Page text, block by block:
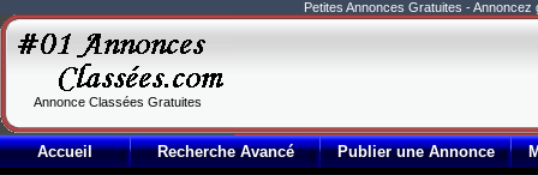
Petites Annonces Gratuites -
Annonce Classées Gratuites
Accueil Recherche Avancé Publier une Annonce